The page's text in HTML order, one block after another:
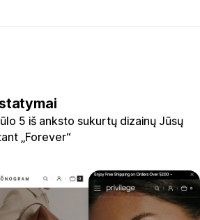
5 iš anksto sukurtų dizainų Jūsų
„Forever“